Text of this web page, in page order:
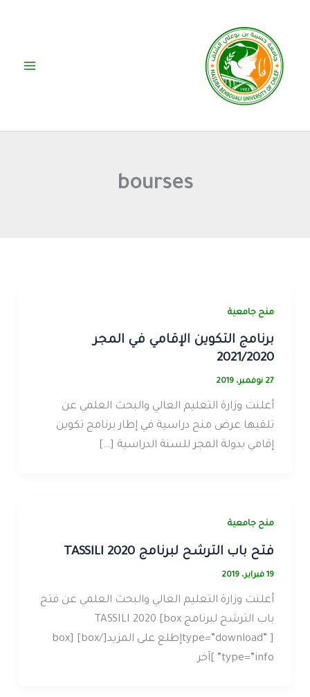
المحتوى
bourses
منح جامعية
برنامج التكوين الإقامي في المجر
2021/2020
27 نوفمبر، 2019
أعلنت وزارة التعليم العالي والبحث العلمي عن
تلقيها عرض منح دراسية في إطار برنامج تكوين
إقامي بدولة المجر للسنة الدراسية […]
منح جامعية
فتح باب الترشح لبرنامج TASSILI 2020
19 فبراير، 2019
أعلنت وزارة التعليم العالي والبحث العلمي عن فتح
باب الترشح لبرنامج TASSILI 2020 [box
type=”download” ]إطلع على المزيد[/box] [box
type=”info” ]آخر